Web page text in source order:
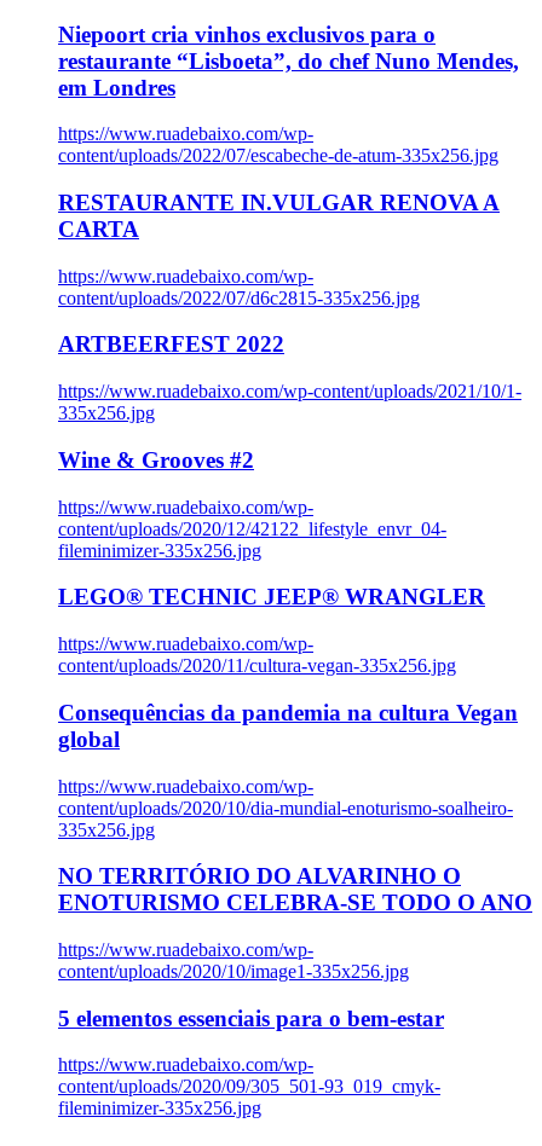
Niepoort cria vinhos exclusivos para o
restaurante “Lisboeta”, do chef Nuno Mendes,
em Londres
https://www.ruadebaixo.com/wp-
content/uploads/2022/07/escabeche-de-atum-335x256.jpg
RESTAURANTE IN.VULGAR RENOVA A
CARTA
https://www.ruadebaixo.com/wp-
content/uploads/2022/07/d6c2815-335x256.jpg
ARTBEERFEST 2022
https://www.ruadebaixo.com/wp-content/uploads/2021/10/1-
335x256.jpg
Wine & Grooves #2
https://www.ruadebaixo.com/wp-
content/uploads/2020/12/42122_lifestyle_envr_04-
fileminimizer-335x256.jpg
LEGO® TECHNIC JEEP® WRANGLER
https://www.ruadebaixo.com/wp-
content/uploads/2020/11/cultura-vegan-335x256.jpg
Consequências da pandemia na cultura Vegan
global
https://www.ruadebaixo.com/wp-
content/uploads/2020/10/dia-mundial-enoturismo-soalheiro-
335x256.jpg
NO TERRITÓRIO DO ALVARINHO O
ENOTURISMO CELEBRA-SE TODO O ANO
https://www.ruadebaixo.com/wp-
content/uploads/2020/10/image1-335x256.jpg
5 elementos essenciais para o bem-estar
https://www.ruadebaixo.com/wp-
content/uploads/2020/09/305_501-93_019_cmyk-
fileminimizer-335x256.jpg